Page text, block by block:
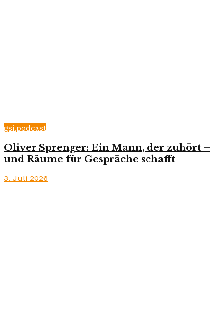
gsi.podcast
Oliver Sprenger: Ein Mann, der zuhört –
und Räume für Gespräche schafft
3. Juli 2026